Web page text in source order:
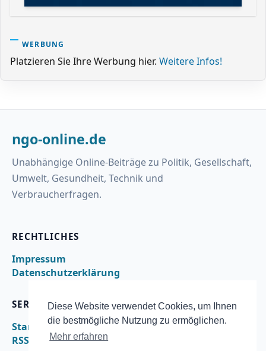
Diese Website verwendet Cookies, um Ihnen
die bestmögliche Nutzung zu ermöglichen.
Mehr erfahren
WERBUNG
Platzieren Sie Ihre Werbung hier. Weitere Infos!
ngo-online.de
Unabhängige Online-Beiträge zu Politik, Gesellschaft,
Umwelt, Gesundheit, Technik und
Verbraucherfragen.
RECHTLICHES
Impressum
Datenschutzerklärung
SERVICE
Startseite
RSS